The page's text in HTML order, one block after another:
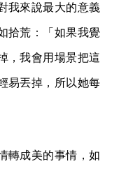
我來說最大的意義
拾荒：「如果我覺
，我會用場景把這
易丟掉，所以她每
轉成美的事情，如